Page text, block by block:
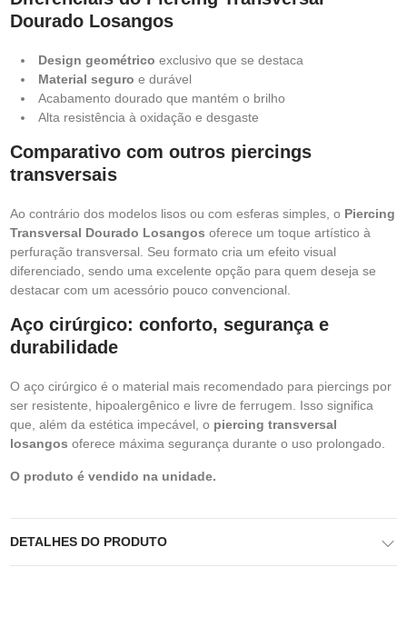
Dourado Losangos
Design geométrico exclusivo que se destaca
Material seguro e durável
Acabamento dourado que mantém o brilho
Alta resistência à oxidação e desgaste
Comparativo com outros piercings
transversais
Ao contrário dos modelos lisos ou com esferas simples, o Piercing
Transversal Dourado Losangos oferece um toque artístico à
perfuração transversal. Seu formato cria um efeito visual
diferenciado, sendo uma excelente opção para quem deseja se
destacar com um acessório pouco convencional.
Aço cirúrgico: conforto, segurança e
durabilidade
O aço cirúrgico é o material mais recomendado para piercings por
ser resistente, hipoalergênico e livre de ferrugem. Isso significa
que, além da estética impecável, o piercing transversal
losangos oferece máxima segurança durante o uso prolongado.
O produto é vendido na unidade.
DETALHES DO PRODUTO